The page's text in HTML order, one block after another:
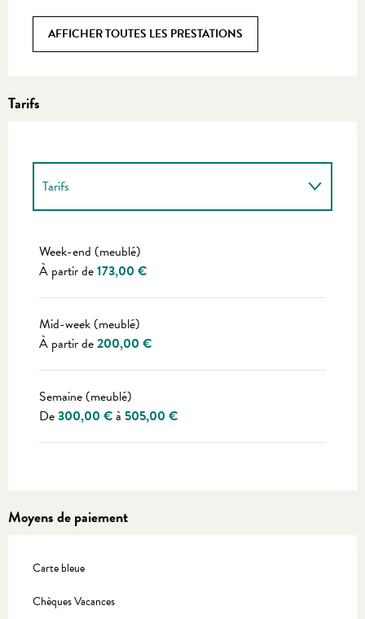
AFFICHER TOUTES LES PRESTATIONS
Tarifs
Tarifs
Week-end (meublé)
À partir de173,00 €
Mid-week (meublé)
À partir de200,00 €
Semaine (meublé)
De300,00 €à 505,00 €
Moyens de paiement
Carte bleue
Chèques Vacances